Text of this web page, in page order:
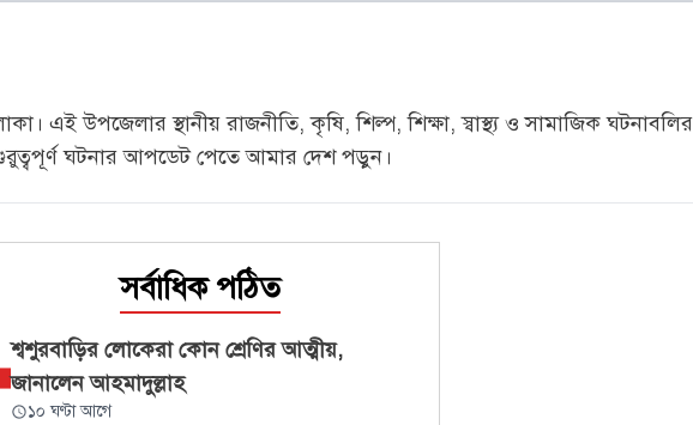
এই উপজেলার স্থানীয় রাজনীতি, কৃষি, শিল্প, শিক্ষা, স্বাস্থ্য ও সামাজিক
ঘটনার আপডেট পেতে আমার দেশ পড়ুন।
সর্বাধিক পঠিত
শ্বশুরবাড়ির লোকেরা কোন শ্রেণির আত্মীয়,
জানালেন আহমাদুল্লাহ
১০ ঘণ্টা আগে